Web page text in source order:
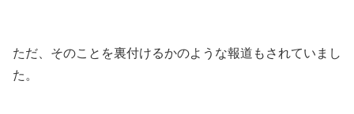
ただ、そのことを裏付けるかのような報道もされていまし
た。